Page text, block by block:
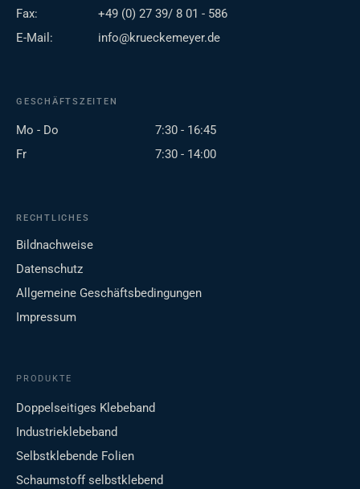
Fax:
+49 (0) 27 39/ 8 01 - 586
E-Mail:
info@krueckemeyer.de
GESCHÄFTSZEITEN
Mo - Do
7:30 - 16:45
Fr
7:30 - 14:00
RECHTLICHES
Bildnachweise
Datenschutz
Allgemeine Geschäftsbedingungen
Impressum
PRODUKTE
Doppelseitiges Klebeband
Industrieklebeband
Selbstklebende Folien
Schaumstoff selbstklebend